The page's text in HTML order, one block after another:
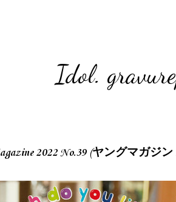
Idol.
2022 No.39 (ヤングマガジ